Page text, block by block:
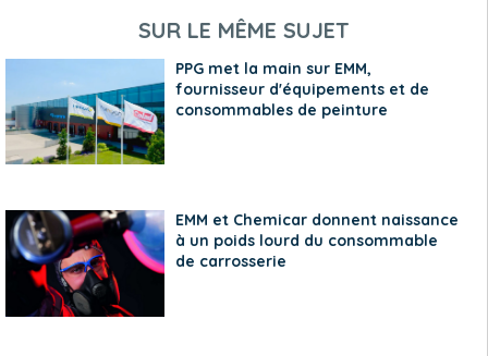
SUR LE MÊME SUJET
PPG met la main sur EMM,
fournisseur d'équipements et de
consommables de peinture
EMM et Chemicar donnent naissance
à un poids lourd du consommable
de carrosserie